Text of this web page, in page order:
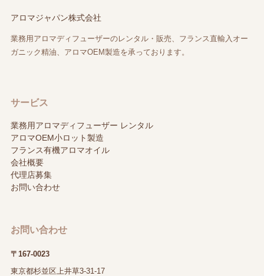
アロマジャパン株式会社
業務用アロマディフューザーのレンタル・販売、フランス直輸入オー
ガニック精油、アロマOEM製造を承っております。
サービス
業務用アロマディフューザー レンタル
アロマOEM小ロット製造
フランス有機アロマオイル
会社概要
代理店募集
お問い合わせ
お問い合わせ
〒167-0023
東京都杉並区上井草3-31-17